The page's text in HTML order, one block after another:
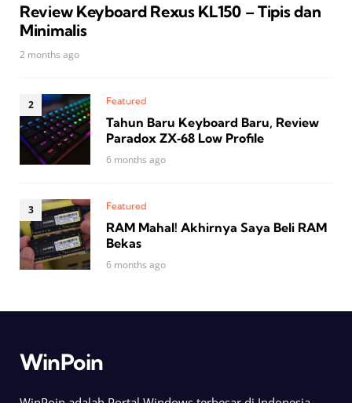
Review Keyboard Rexus KL150 – Tipis dan
Minimalis
2 months ago
Featured
Tahun Baru Keyboard Baru, Review
Paradox ZX‑68 Low Profile
6 months ago
Featured
RAM Mahal! Akhirnya Saya Beli RAM
Bekas
6 months ago
WinPoin